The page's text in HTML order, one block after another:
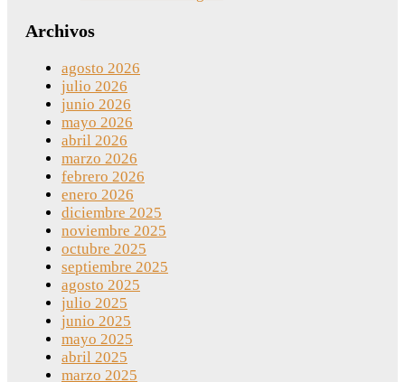
Archivos
agosto 2026
julio 2026
junio 2026
mayo 2026
abril 2026
marzo 2026
febrero 2026
enero 2026
diciembre 2025
noviembre 2025
octubre 2025
septiembre 2025
agosto 2025
julio 2025
junio 2025
mayo 2025
abril 2025
marzo 2025